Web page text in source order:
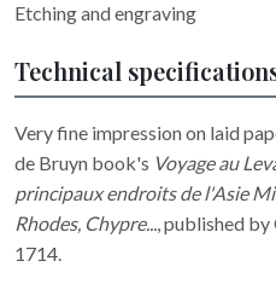
Etching and engraving
Technical
Very fine impression on laid
de Bruyn book's Voyage au
principaux endroits de l'Asie
Rhodes, Chypre..., published by
1714.